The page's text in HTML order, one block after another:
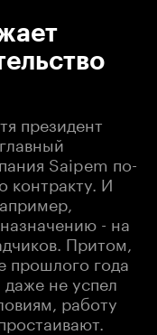
президент
Saipem по-
контракту. И
- на
Притом,
прошлого года
не успел
работу